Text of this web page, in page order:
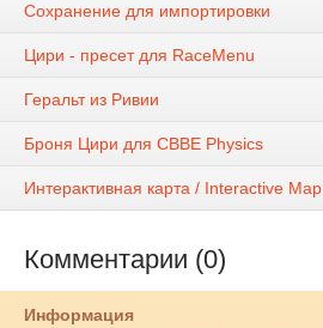
Сохранение для импортировки
Цири - пресет для RaceMenu
Геральт из Ривии
Броня Цири для CBBE Physics
Интерактивная карта / Interactive Map
Комментарии (0)
Информация